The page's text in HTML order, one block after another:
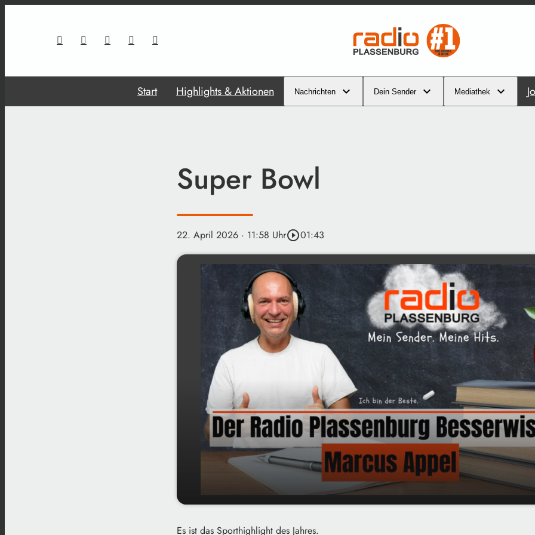
Start Highlights & Aktionen Nachrichten Dein Sender Mediathek
Super Bowl
22. April 2026 · 11:58 Uhrplay_circle_outline01:43
play_arrow Super Bowl 00:00 01:43
Es ist das Sporthighlight des Jahres.